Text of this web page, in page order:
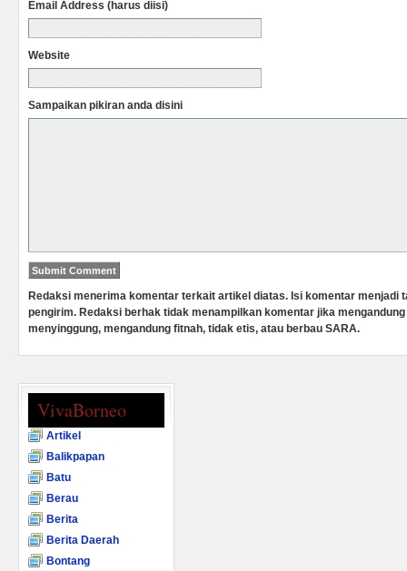
Email Address (harus diisi)
Website
Sampaikan pikiran anda disini
Redaksi menerima komentar terkait artikel diatas. Isi komentar menjadi
pengirim. Redaksi berhak tidak menampilkan komentar jika
menyinggung, mengandung fitnah, tidak etis, atau berbau SARA.
VivaBorneo
Artikel
Balikpapan
Batu
Berau
Berita
Berita Daerah
Bontang